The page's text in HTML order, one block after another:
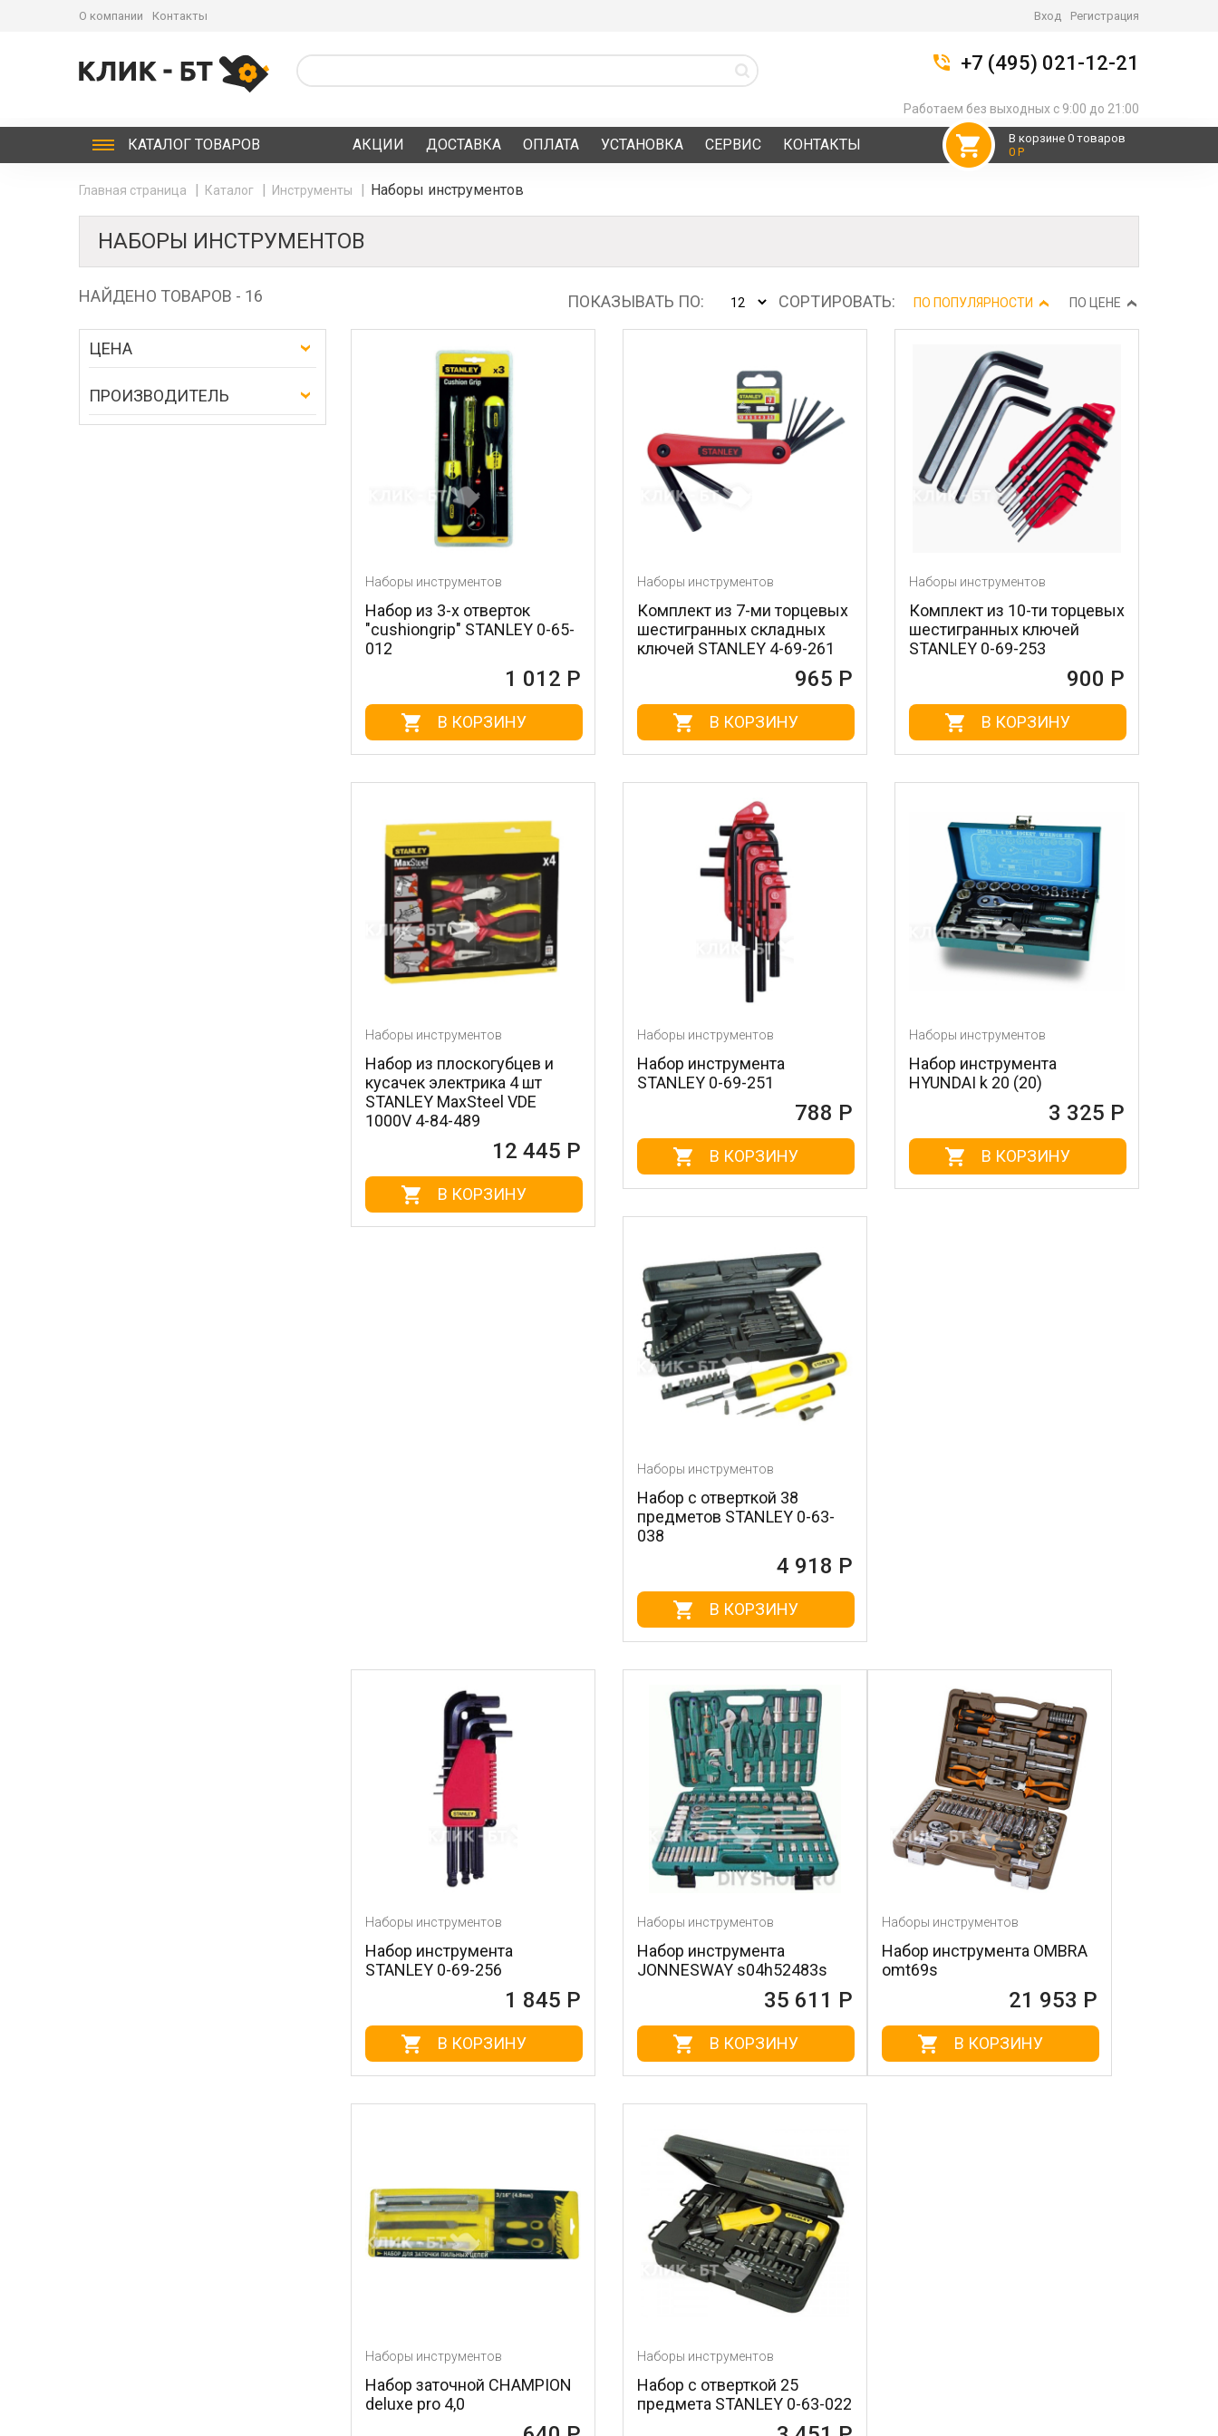
О компании Контакты Вход Регистрация
+7 (495) 021-12-21
Работаем без выходных с 9:00 до 21:00
КАТАЛОГ ТОВАРОВ
В корзине 0 товаров
0 Р
АКЦИИ ДОСТАВКА ОПЛАТА УСТАНОВКА СЕРВИС КОНТАКТЫ
Главная страница Каталог Инструменты Наборы инструментов
НАБОРЫ ИНСТРУМЕНТОВ
НАЙДЕНО ТОВАРОВ - 16
ЦЕНА
ПРОИЗВОДИТЕЛЬ
ПОКАЗЫВАТЬ ПО: СОРТИРОВАТЬ: ПО ПОПУЛЯРНОСТИ ПО ЦЕНЕ
Наборы инструментов
Набор из 3-х отверток
"cushiongrip" STANLEY 0-65-
012
1 012 Р
В КОРЗИНУ
Наборы инструментов
Комплект из 7-ми торцевых
шестигранных складных
ключей STANLEY 4-69-261
965 Р
В КОРЗИНУ
Наборы инструментов
Комплект из 10-ти торцевых
шестигранных ключей
STANLEY 0-69-253
900 Р
В КОРЗИНУ
Наборы инструментов
Набор из плоскогубцев и
кусачек электрика 4 шт
STANLEY MaxSteel VDE
1000V 4-84-489
12 445 Р
В КОРЗИНУ
Наборы инструментов
Набор инструмента
STANLEY 0-69-251
788 Р
В КОРЗИНУ
Наборы инструментов
Набор инструмента
HYUNDAI k 20 (20)
3 325 Р
В КОРЗИНУ
Наборы инструментов
Набор с отверткой 38
предметов STANLEY 0-63-
038
4 918 Р
В КОРЗИНУ
Наборы инструментов
Набор инструмента
STANLEY 0-69-256
1 845 Р
В КОРЗИНУ
Наборы инструментов
Набор инструмента
JONNESWAY s04h52483s
35 611 Р
В КОРЗИНУ
Наборы инструментов
Набор инструмента OMBRA
omt69s
21 953 Р
В КОРЗИНУ
Наборы инструментов
Набор заточной CHAMPION
deluxe pro 4,0
Наборы инструментов
Набор с отверткой 25
предмета STANLEY 0-63-022